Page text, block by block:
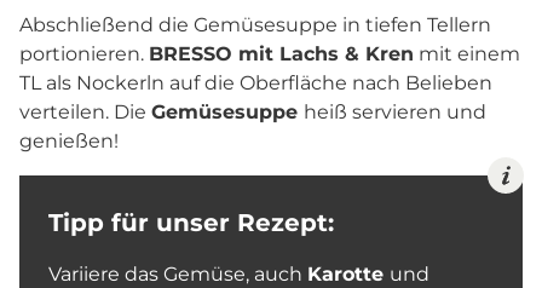
Abschließend die Gemüsesuppe in tiefen Tellern
portionieren. BRESSO mit Lachs & Kren mit einem
TL als Nockerln auf die Oberfläche nach Belieben
verteilen. Die Gemüsesuppe heiß servieren und
genießen!
Tipp für unser Rezept:
Variiere das Gemüse, auch Karotte und